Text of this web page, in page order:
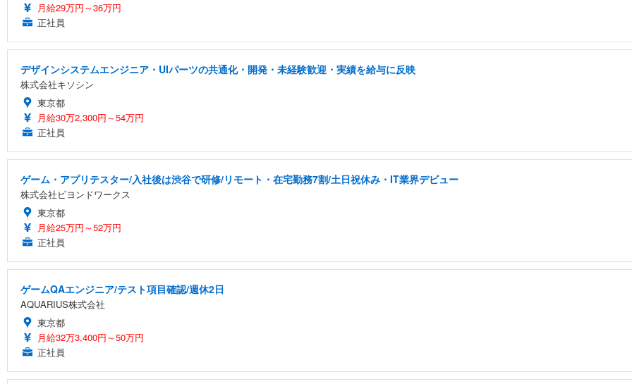
月給29万円～36万円
正社員
デザインシステムエンジニア・UIパーツの共通化・開発・未経験歓迎・実績を給与に反映
株式会社キソシン
東京都
月給30万2,300円～54万円
正社員
ゲーム・アプリテスター/入社後は渋谷で研修/リモート・在宅勤務7割/土日祝休み・IT業界デビュー
株式会社ビヨンドワークス
東京都
月給25万円～52万円
正社員
ゲームQAエンジニア/テスト項目確認/週休2日
AQUARIUS株式会社
東京都
月給32万3,400円～50万円
正社員